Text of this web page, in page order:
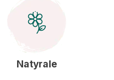
Natyrale